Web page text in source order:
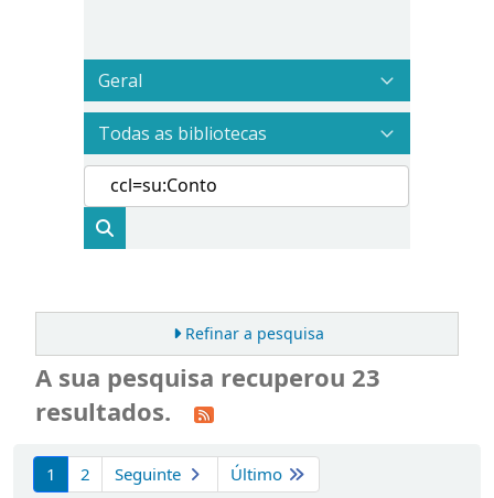
Refinar a pesquisa
A sua pesquisa recuperou 23
resultados.
Ordenar
1 2 Seguinte Último